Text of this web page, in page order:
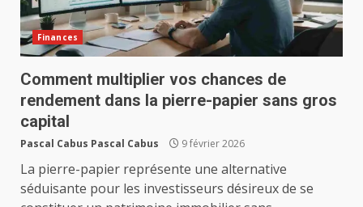
Finances
Comment multiplier vos chances de
rendement dans la pierre-papier sans gros
capital
Pascal Cabus Pascal Cabus 9 février 2026
La pierre-papier représente une alternative
séduisante pour les investisseurs désireux de se